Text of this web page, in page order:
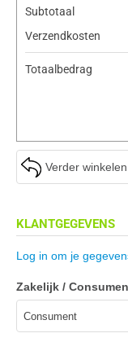
Verder winkelen
Subtotaal
Verzendkosten
Totaalbedrag
KLANTGEGEVENS
Log in om je
Zakelijk /